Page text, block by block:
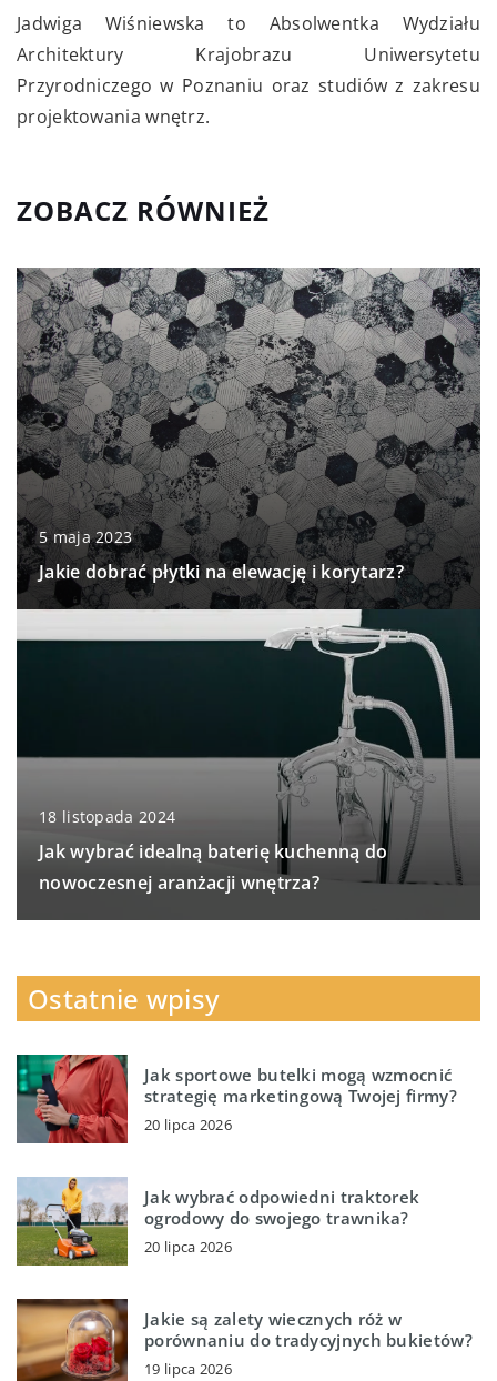
Jadwiga Wiśniewska to Absolwentka Wydziału
Architektury Krajobrazu Uniwersytetu
Przyrodniczego w Poznaniu oraz studiów z zakresu
projektowania wnętrz.
ZOBACZ RÓWNIEŻ
5 maja 2023
Jakie dobrać płytki na elewację i korytarz?
18 listopada 2024
Jak wybrać idealną baterię kuchenną do
nowoczesnej aranżacji wnętrza?
Ostatnie wpisy
Jak sportowe butelki mogą wzmocnić
strategię marketingową Twojej firmy?
20 lipca 2026
Jak wybrać odpowiedni traktorek
ogrodowy do swojego trawnika?
20 lipca 2026
Jakie są zalety wiecznych róż w
porównaniu do tradycyjnych bukietów?
19 lipca 2026